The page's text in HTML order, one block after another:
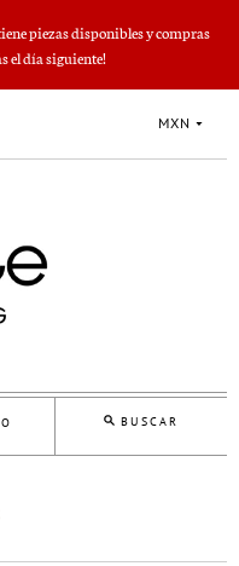
piezas disponibles y compras
el día siguiente!
MXN
BUSCAR